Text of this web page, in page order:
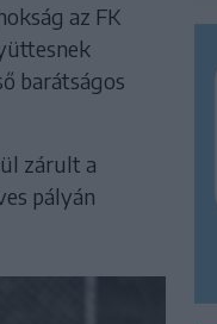
az FK
barátságos
zárult a
pályán